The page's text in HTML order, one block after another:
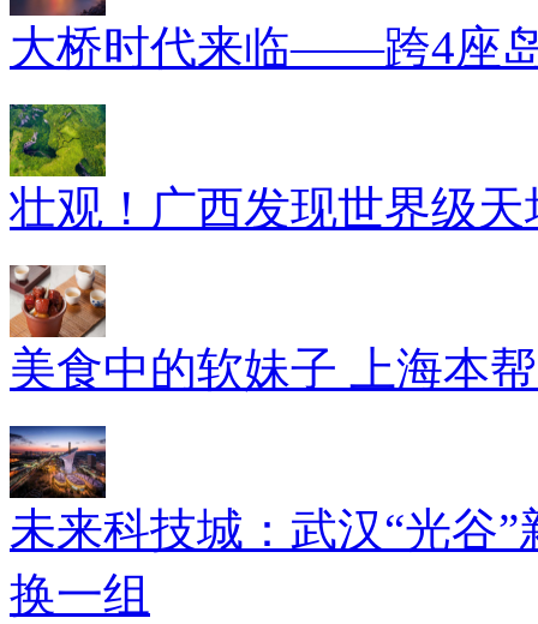
大桥时代来临——跨4座
壮观！广西发现世界级
美食中的软妹子 上海本
未来科技城：武汉“光谷”
换一组